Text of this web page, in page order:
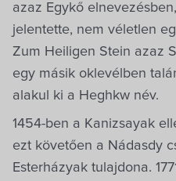
azaz Egykő
jelentette, nem véletlen
Zum Heiligen Stein azaz
egy másik oklevélben
alakul ki a Heghkw név.
1454-ben a Kanizsayak
ezt követően a Nádasdy
Esterházyak tulajdona.